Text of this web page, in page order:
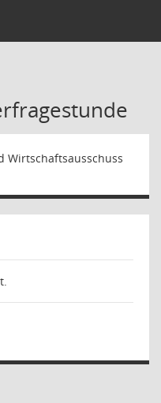
Wirtschaftsausschuss